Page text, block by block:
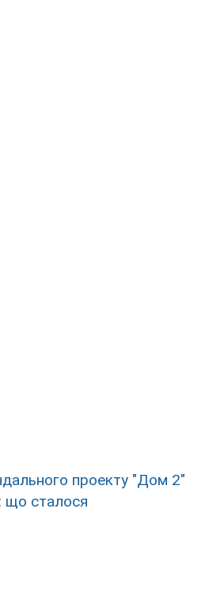
проекту "Дом 2"
що сталося